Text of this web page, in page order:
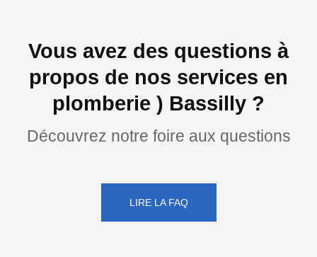
Vous avez des questions à
propos de nos services en
plomberie ) Bassilly ?
Découvrez notre foire aux questions
LIRE LA FAQ